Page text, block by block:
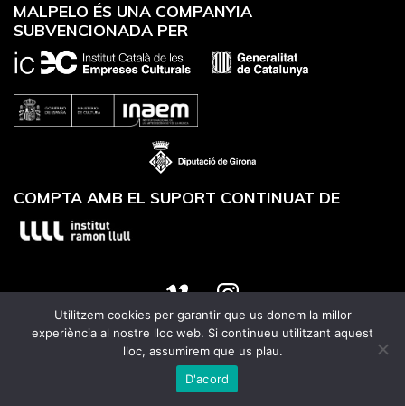
MALPELO ÉS UNA COMPANYIA
SUBVENCIONADA PER
COMPTA AMB EL SUPORT CONTINUAT DE
Website designed byUtrans
Utilitzem cookies per garantir que us donem la millor
experiència al nostre lloc web. Si continueu utilitzant aquest
lloc, assumirem que us plau.
D'acord